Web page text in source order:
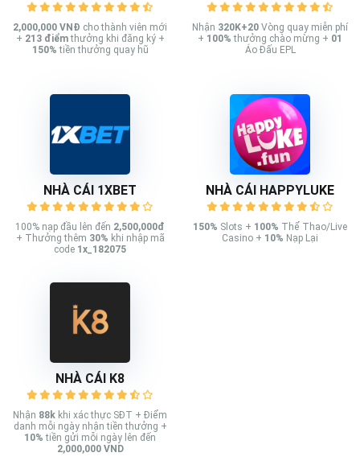
2,000,000 VNĐ cho thành viên mới
+ 213 điểmthưởng khi đăng ký +
150% tiền thưởng quay hũ
Nhận 320K+20 Vòng quay miễn phí
+ 100% thưởng chào mừng + 01
Áo Đấu EPL
NHÀ CÁI 1XBET
100% nạp đầu lên đến 2,500,000đ
+ Thưởng thêm 30% khi nhập mã
code 1x_182075
NHÀ CÁI HAPPYLUKE
150% Slots + 100% Thể Thao/Live
Casino + 10% Nạp Lại
NHÀ CÁI K8
Nhận 88k khi xác thực SĐT + Điểm
danh mỗi ngày nhận tiền thưởng +
10% tiền gửi mỗi ngày lên đến
2,000,000 VND